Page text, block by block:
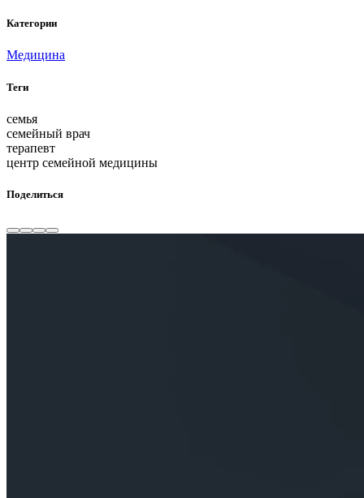
Категории
Медицина
Теги
семья
семейный врач
терапевт
центр семейной медицины
Поделиться